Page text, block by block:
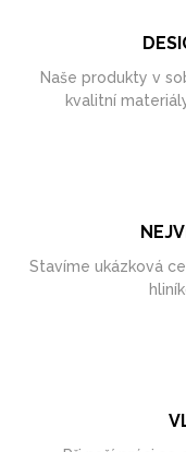
Naše produkty v
kvalitní
Stavíme ukázková